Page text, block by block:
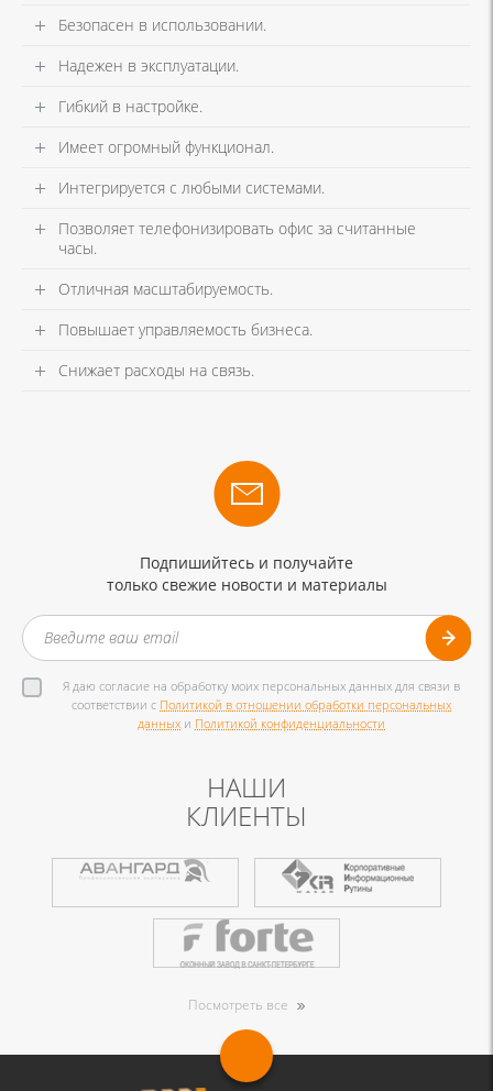
Безопасен в использовании.
Надежен в эксплуатации.
Гибкий в настройке.
Имеет огромный функционал.
Интегрируется с любыми системами.
Позволяет телефонизировать офис за считанные
часы.
Отличная масштабируемость.
Повышает управляемость бизнеса.
Снижает расходы на связь.
Подпишийтесь и получайте
только свежие новости и материалы
Я даю согласие на обработку моих персональных данных для связи в
соответствии с Политикой в отношении обработки персональных
данных и Политикой конфиденциальности
НАШИ
КЛИЕНТЫ
Посмотреть все